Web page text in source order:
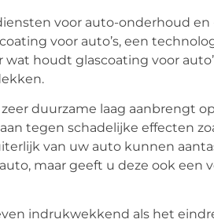
voor auto-onderhoud en
voor auto’s, een
houdt glascoating voor
duurzame laag aanbrengt
tegen schadelijke effecten
van uw auto kunnen
maar geeft u deze ook een
indrukwekkend als het